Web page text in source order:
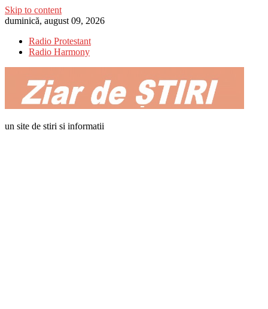
Skip to content
duminică, august 09, 2026
Radio Protestant
Radio Harmony
un site de stiri si informatii